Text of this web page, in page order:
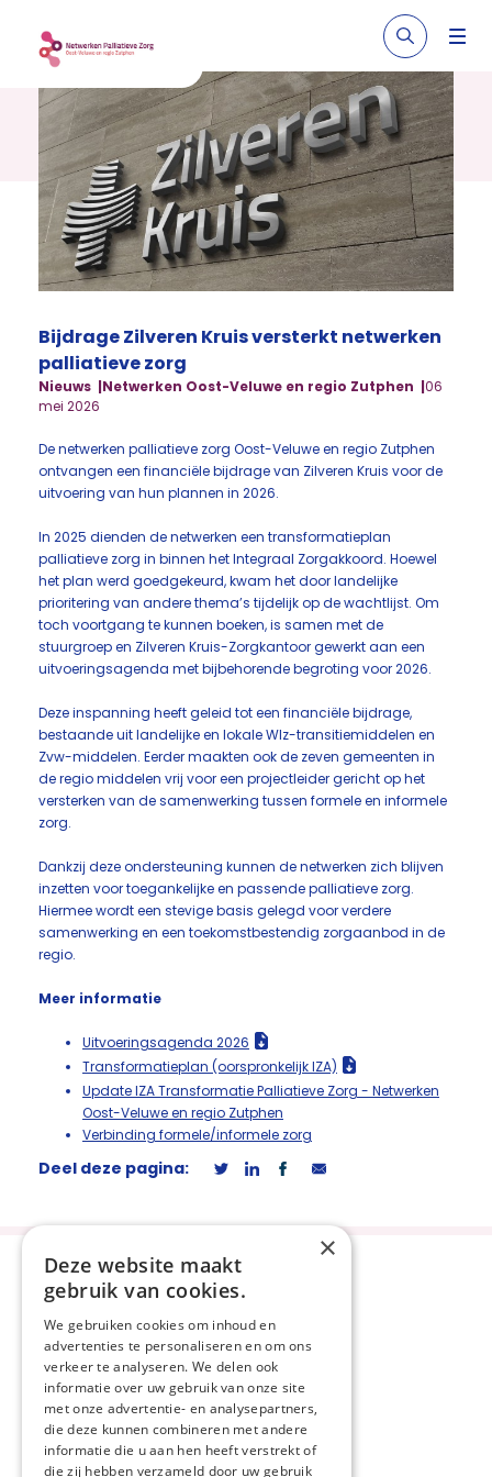
Bijdrage Zilveren Kruis versterkt netwerken
palliatieve zorg
Nieuws Netwerken Oost-Veluwe en regio Zutphen
06
mei 2026
De netwerken palliatieve zorg Oost-Veluwe en regio Zutphen
ontvangen een financiële bijdrage van Zilveren Kruis voor de
uitvoering van hun plannen in 2026.
In 2025 dienden de netwerken een transformatieplan
palliatieve zorg in binnen het Integraal Zorgakkoord. Hoewel
het plan werd goedgekeurd, kwam het door landelijke
prioritering van andere thema’s tijdelijk op de wachtlijst. Om
toch voortgang te kunnen boeken, is samen met de
stuurgroep en Zilveren Kruis-Zorgkantoor gewerkt aan een
uitvoeringsagenda met bijbehorende begroting voor 2026.
Deze inspanning heeft geleid tot een financiële bijdrage,
bestaande uit landelijke en lokale Wlz-transitiemiddelen en
Zvw-middelen. Eerder maakten ook de zeven gemeenten in
de regio middelen vrij voor een projectleider gericht op het
versterken van de samenwerking tussen formele en informele
zorg.
Dankzij deze ondersteuning kunnen de netwerken zich blijven
inzetten voor toegankelijke en passende palliatieve zorg.
Hiermee wordt een stevige basis gelegd voor verdere
samenwerking en een toekomstbestendig zorgaanbod in de
regio.
Meer informatie
Uitvoeringsagenda 2026
Transformatieplan (oorspronkelijk IZA)
Update IZA Transformatie Palliatieve Zorg - Netwerken
Oost-Veluwe en regio Zutphen
Verbinding formele/informele zorg
Deel deze pagina:
Privacyverklaring
Disclaimer
Cookieverklaring
Beveiligingskwetsbaarheid
melden
×
Deze website maakt
gebruik van cookies.
We gebruiken cookies om inhoud en
advertenties te personaliseren en om ons
verkeer te analyseren. We delen ook
informatie over uw gebruik van onze site
met onze advertentie- en analysepartners,
die deze kunnen combineren met andere
informatie die u aan hen heeft verstrekt of
die zij hebben verzameld door uw gebruik